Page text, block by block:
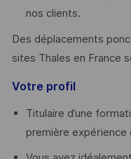
nos clients.
Des déplacements
sites Thales en France
Votre profil
Titulaire d’une
première expérience